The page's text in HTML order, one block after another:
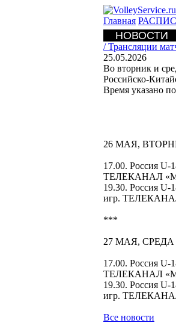
Главная
НОВОСТИ
/Трансляции
25.05.2026
Во вторник и
Российско-
Время указано
26 МАЯ,
17.00. Россия
ТЕЛЕКАНАЛ
19.30. Россия
игр.
***
27 МАЯ, СРЕДА
17.00. Россия
ТЕЛЕКАНАЛ
19.30. Россия U-
игр.
Все новости